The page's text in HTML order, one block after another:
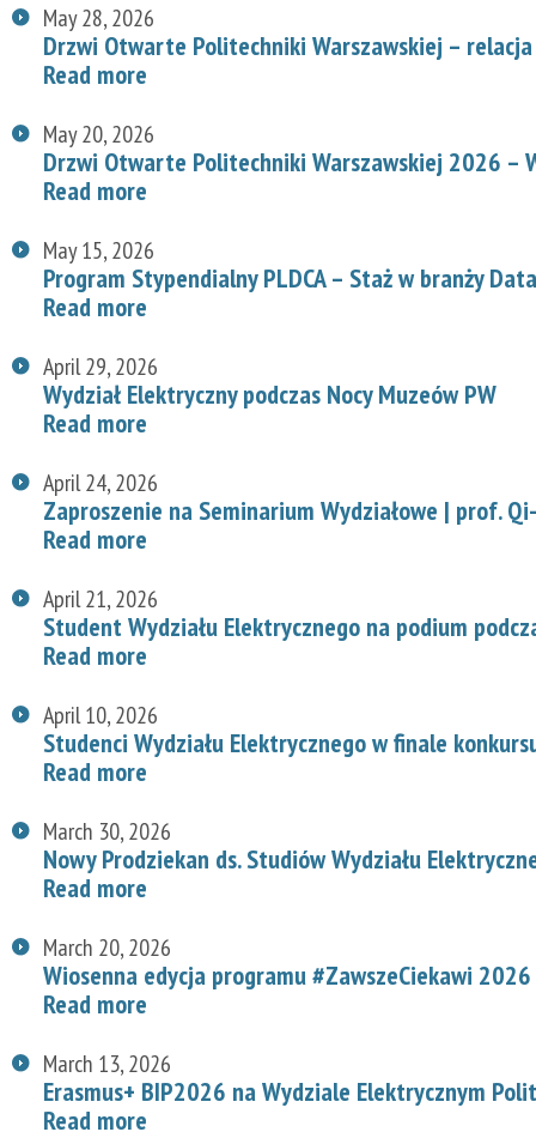
May 28, 2026
Drzwi Otwarte Politechniki Warszawskiej – relacja
Read more
May 20, 2026
Drzwi Otwarte Politechniki Warszawskiej 2026 –
Read more
May 15, 2026
Program Stypendialny PLDCA – Staż w branży
Read more
April 29, 2026
Wydział Elektryczny podczas Nocy Muzeów PW
Read more
April 24, 2026
Zaproszenie na Seminarium Wydziałowe | prof.
Read more
April 21, 2026
Student Wydziału Elektrycznego na podium
Read more
April 10, 2026
Studenci Wydziału Elektrycznego w finale
Read more
March 30, 2026
Nowy Prodziekan ds. Studiów Wydziału
Read more
March 20, 2026
Wiosenna edycja programu #ZawszeCiekawi
Read more
March 13, 2026
Erasmus+ BIP2026 na Wydziale Elektrycznym
Read more